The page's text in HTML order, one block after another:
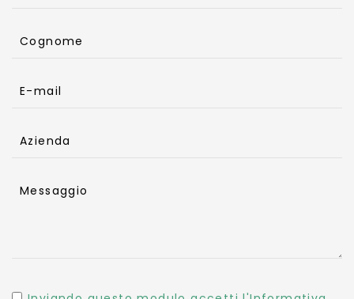
Cognome
E-mail
Azienda
Messaggio